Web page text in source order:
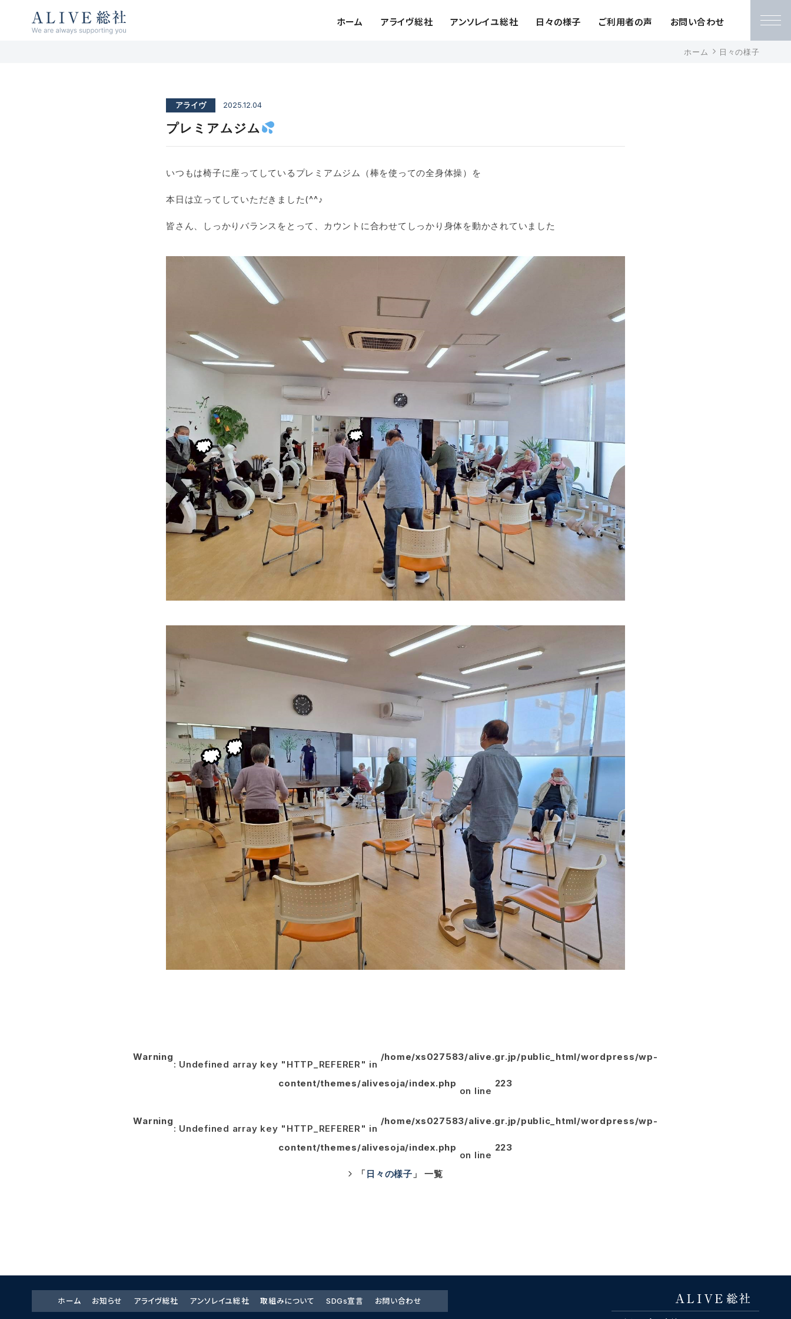
ホーム アライヴ総社 アンソレイユ総社 日々の様子 ご利用者の声 お問い合わせ
ホーム 日々の様子
アライヴ 2025.12.04
プレミアムジム
いつもは椅子に座ってしているプレミアムジム（棒を使っての全身体操）を
本日は立ってしていただきました(^^♪
皆さん、しっかりバランスをとって、カウントに合わせてしっかり身体を動かされていました
Warning
: Undefined array key "HTTP_REFERER" in
/home/xs027583/alive.gr.jp/public_html/wordpress/wp-
content/themes/alivesoja/index.php
on line
223
Warning
: Undefined array key "HTTP_REFERER" in
/home/xs027583/alive.gr.jp/public_html/wordpress/wp-
content/themes/alivesoja/index.php
on line
223
「日々の様子 」 一覧
ホーム お知らせ アライヴ総社 アンソレイユ総社 取組みについて SDGs宣言 お問い合わせ